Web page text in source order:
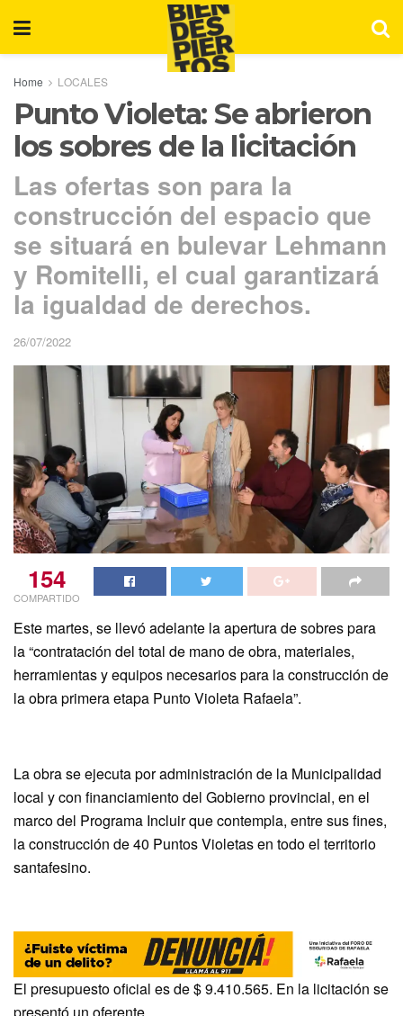
Home LOCALES
Punto Violeta: Se abrieron
los sobres de la licitación
Las ofertas son para la
construcción del espacio que
se situará en bulevar Lehmann
y Romitelli, el cual garantizará
la igualdad de derechos.
26/07/2022
154
COMPARTIDO
Este martes, se llevó adelante la apertura de sobres para
la “contratación del total de mano de obra, materiales,
herramientas y equipos necesarios para la construcción de
la obra primera etapa Punto Violeta Rafaela”.
La obra se ejecuta por administración de la Municipalidad
local y con financiamiento del Gobierno provincial, en el
marco del Programa Incluir que contempla, entre sus fines,
la construcción de 40 Puntos Violetas en todo el territorio
santafesino.
El presupuesto oficial es de $ 9.410.565. En la licitación se